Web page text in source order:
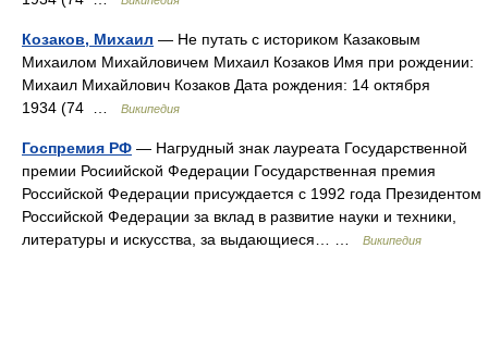
Козаков, Михаил — Не путать с историком Казаковым
Михаилом Михайловичем Михаил Козаков Имя при рождении:
Михаил Михайлович Козаков Дата рождения: 14 октября
1934 (74 …
Википедия
Госпремия РФ — Нагрудный знак лауреата Государственной
премии Росиийской Федерации Государственная премия
Российской Федерации присуждается с 1992 года Президентом
Российской Федерации за вклад в развитие науки и техники,
литературы и искусства, за выдающиеся… …
Википедия